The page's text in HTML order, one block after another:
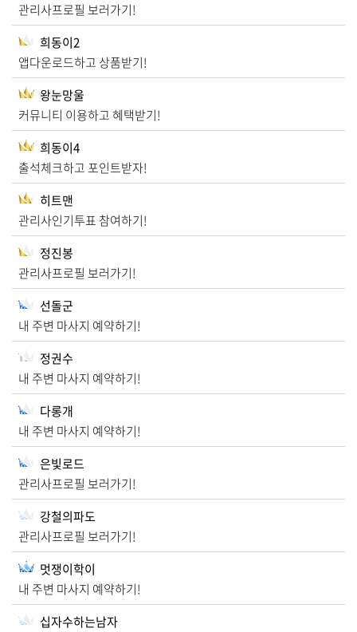
관리사프로필 보러가기!
희동이2
앱다운로드하고 상품받기!
왕눈망울
커뮤니티 이용하고 혜택받기!
희동이4
출석체크하고 포인트받자!
히트맨
관리사인기투표 참여하기!
정진봉
관리사프로필 보러가기!
선돌군
내 주변 마사지 예약하기!
정권수
내 주변 마사지 예약하기!
다롱개
내 주변 마사지 예약하기!
은빛로드
관리사프로필 보러가기!
강철의파도
관리사프로필 보러가기!
멋쟁이학이
내 주변 마사지 예약하기!
십자수하는남자